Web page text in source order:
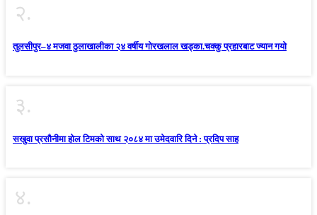
२.
तुलसीपुर–४ मजवा ठुलाखालीका २४ वर्षीय गोरखलाल खड्का.चक्कु प्रहारबाट ज्यान गयो
३.
सखुवा प्रसौनीमा होल टिमको साथ २०८४ मा उमेदवारि दिने : प्रदिप साह
४.